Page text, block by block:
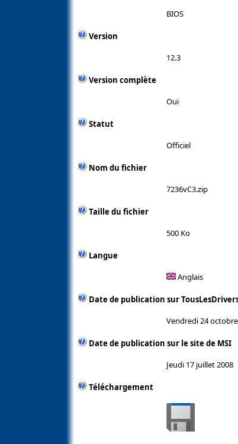
BIOS
Version
12.3
Version complète
Oui
Statut
Officiel
Nom du fichier
7236vC3.zip
Taille du fichier
500 Ko
Langue
Anglais
Date de publication sur
Vendredi 24
Date de publication sur le site de MSI
Jeudi 17 juillet 2008
Téléchargement